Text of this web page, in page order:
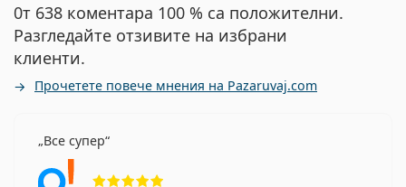
0т 638 коментара 100 % са положителни.
Разгледайте отзивите на избрани
клиенти.
Прочетете повече мнения на Pazaruvaj.com
Все супер